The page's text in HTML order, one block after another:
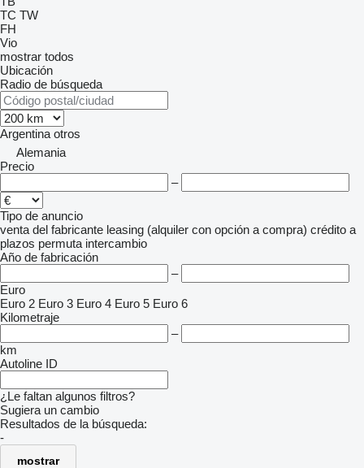
TC TW
FH
Vio
mostrar todos
Ubicación
Radio de búsqueda
Argentina otros
Alemania
Precio
–
Tipo de anuncio
venta del fabricante leasing (alquiler con opción a compra) crédito a
plazos permuta intercambio
Año de fabricación
–
Euro
Euro 2 Euro 3 Euro 4 Euro 5 Euro 6
Kilometraje
–
km
Autoline ID
¿Le faltan algunos filtros?
Sugiera un cambio
Resultados de la búsqueda:
-
mostrar